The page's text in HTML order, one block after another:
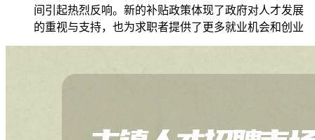
间引起热烈反响。新的补贴政策体现了政府对人才发展
的重视与支持，也为求职者提供了更多就业机会和创业